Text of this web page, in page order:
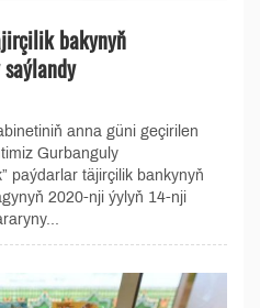
bakynyň
anna güni geçirilen
Gurbanguly
paýdarlar täjirçilik bankynyň
2020-nji ýylyň 14-nji